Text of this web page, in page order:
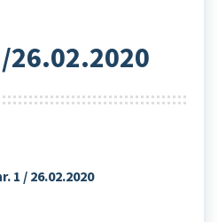
26.02.2020
1 / 26.02.2020